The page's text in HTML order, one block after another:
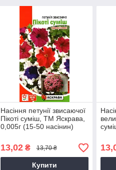
Насіння петунії звисаючої
Пікоті суміш, ТМ Яскрава,
0,005г (15-50 насінин)
13,02₴ 13,70 ₴
Купити